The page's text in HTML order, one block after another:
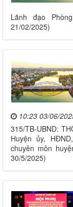
Lãnh đạo
21/02/2025)
10:23 03/06/
315/TB-UBND:
Huyện ủy,
chuyên môn
30/5/2025)